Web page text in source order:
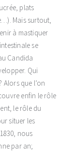
plats
Mais surtout,
à mastiquer
se
Candida
Qui
que l’on
enfin le rôle
le rôle du
situer les
nous
par an;